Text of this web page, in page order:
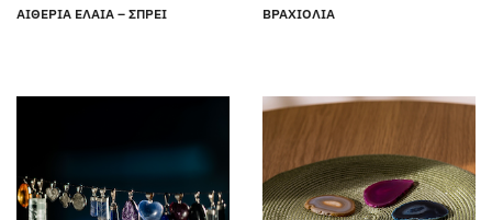
ΑΙΘΕΡΙΑ ΕΛΑΙΑ – ΣΠΡΕΙ ΒΡΑΧΙΟΛΙΑ